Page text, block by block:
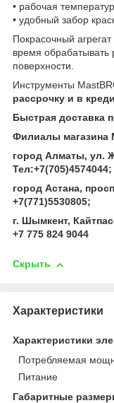
• рабочая
• удобный забор
Покрасочный
время
поверхности.
Инструменты
рассрочку и в
Быстрая доставка
Филиалы магазина
город Алматы, ул.
Тел:+7(705)4574044;
город Астана,
+7(771)5530805;
г. Шымкент,
+7 775 824 9044
Скрыть
Характеристики
Характеристики
Потребляемая
Питание
Габаритные